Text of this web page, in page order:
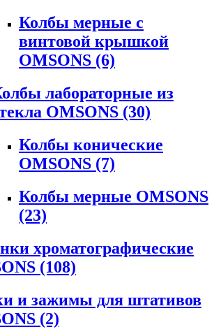
Колбы мерные с
винтовой крышкой
OMSONS (6)
лабораторные из
OMSONS (30)
Колбы конические
OMSONS (7)
Колбы мерные OMSONS
(23)
хроматографические
(108)
и зажимы для штативов
(2)